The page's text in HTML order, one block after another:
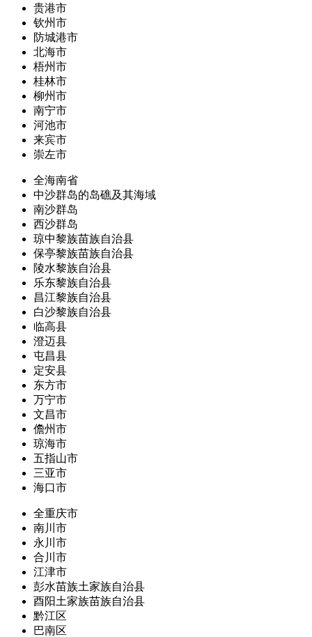
贵港市
钦州市
防城港市
北海市
梧州市
桂林市
柳州市
南宁市
河池市
来宾市
崇左市
全海南省
中沙群岛的岛礁及其海域
南沙群岛
西沙群岛
琼中黎族苗族自治县
保亭黎族苗族自治县
陵水黎族自治县
乐东黎族自治县
昌江黎族自治县
白沙黎族自治县
临高县
澄迈县
屯昌县
定安县
东方市
万宁市
文昌市
儋州市
琼海市
五指山市
三亚市
海口市
全重庆市
南川市
永川市
合川市
江津市
彭水苗族土家族自治县
酉阳土家族苗族自治县
黔江区
巴南区